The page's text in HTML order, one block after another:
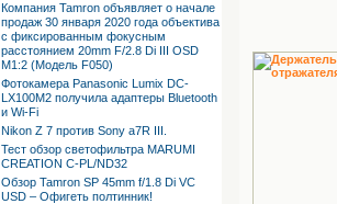
Компания Tamron объявляет о начале
продаж 30 января 2020 года объектива
с фиксированным фокусным
расстоянием 20mm F/2.8 Di III OSD
M1:2 (Модель F050)
Фотокамера Panasonic Lumix DC-
LX100M2 получила адаптеры Bluetooth
и Wi-Fi
Nikon Z 7 против Sony a7R III.
Тест обзор светофильтра MARUMI
CREATION C-PL/ND32
Обзор Tamron SP 45mm f/1.8 Di VC
USD – Офигеть полтинник!